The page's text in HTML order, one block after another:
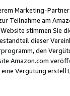
Marketing-
Teilnahme am
stimmen Sie
dieser
den
Amazon.com
eine Vergütung